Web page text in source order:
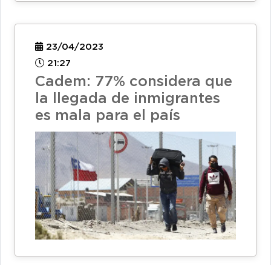
23/04/2023
21:27
Cadem: 77% considera que
la llegada de inmigrantes
es mala para el país